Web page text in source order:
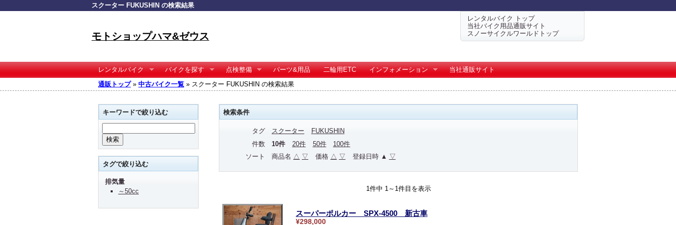
スクーター FUKUSHIN の検索結果
モトショップハマ&ゼウス
レンタルバイク トップ
当社バイク用品通販サイト
スノーサイクルワールドトップ
レンタルバイク バイクを探す 点検整備 パーツ&用品 二輪用ETC インフォメーション
当社通販サイト
通販トップ» 中古バイク一覧 » スクーター FUKUSHIN の検索結果
検索条件
タグ スクーター
FUKUSHIN
件数
10件 20件 50件
100件
ソート
商品名 △ ▽ 価格 △ ▽ 登録日時 ▲ ▽
1件中 1～1件目を表示
スーパーポルカー SPX-4500 新古車
¥298,000
キーワードで絞り込む
タグで絞り込む
排気量
～50cc